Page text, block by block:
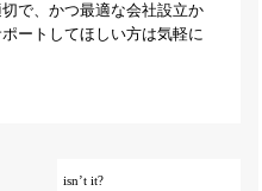
で、かつ最適な会社設立か
ートしてほしい方は気軽に
isn’t it?